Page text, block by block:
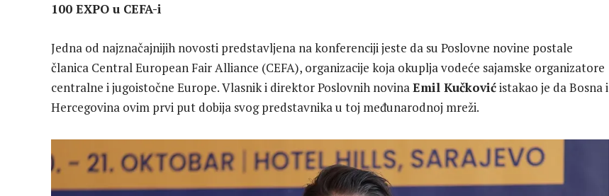
100 EXPO u CEFA-i
Jedna od najznačajnijih novosti predstavljena na konferenciji jeste da su Poslovne novine postale
članica Central European Fair Alliance (CEFA), organizacije koja okuplja vodeće sajamske organizatore
centralne i jugoistočne Europe. Vlasnik i direktor Poslovnih novina Emil Kučkovićistakao je da Bosna i
Hercegovina ovim prvi put dobija svog predstavnika u toj međunarodnoj mreži.